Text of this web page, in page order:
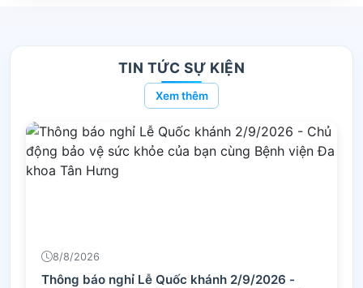
TIN TỨC SỰ KIỆN
Xem thêm
8/8/2026
Thông báo nghỉ Lễ Quốc khánh 2/9/2026 -